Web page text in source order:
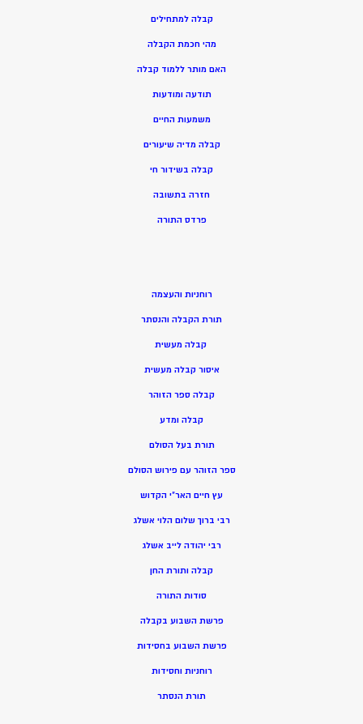
קבלה למתחילים
מהי חכמת הקבלה
האם מותר ללמוד קבלה
תודעה ומודעות
משמעות החיים
קבלה מדיה שיעורים
קבלה בשידור חי
חזרה בתשובה
פרדס התורה
רוחניות והעצמה
תורת הקבלה והנסתר
קבלה מעשית
איסור קבלה מעשית
קבלה ספר הזוהר
קבלה ומדע
תורת בעל הסולם
ספר הזוהר עם פירוש הסולם
עץ חיים האר”י הקדוש
רבי ברוך שלום הלוי אשלג
רבי יהודה לייב אשלג
קבלה ותורת החן
סודות התורה
פרשת השבוע בקבלה
פרשת השבוע בחסידות
רוחניות וחסידות
תורת הנסתר